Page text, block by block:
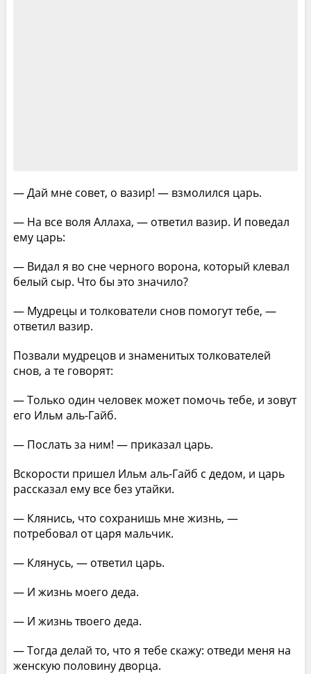
— Дай мне совет, о вазир! — взмолился царь.
— На все воля Аллаха, — ответил вазир. И поведал
ему царь:
— Видал я во сне черного ворона, который клевал
белый сыр. Что бы это значило?
— Мудрецы и толкователи снов помогут тебе, —
ответил вазир.
Позвали мудрецов и знаменитых толкователей
снов, а те говорят:
— Только один человек может помочь тебе, и зовут
его Ильм аль-Гайб.
— Послать за ним! — приказал царь.
Вскорости пришел Ильм аль-Гайб с дедом, и царь
рассказал ему все без утайки.
— Клянись, что сохранишь мне жизнь, —
потребовал от царя мальчик.
— Клянусь, — ответил царь.
— И жизнь моего деда.
— И жизнь твоего деда.
— Тогда делай то, что я тебе скажу: отведи меня на
женскую половину дворца.